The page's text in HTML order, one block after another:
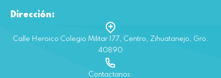
Dirección:
Calle Heroico Colegio Militar 177, Centro, Zihuatanejo, Gro.
40890
Contactanos: